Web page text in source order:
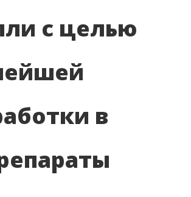
с целью
в